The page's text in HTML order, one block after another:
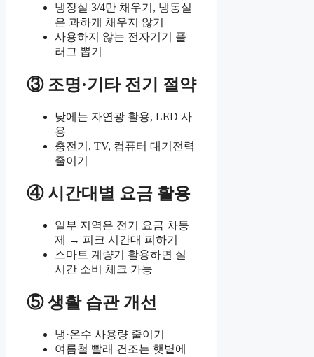
냉장실 3/4만 채우기, 냉동실
은 과하게 채우지 않기
사용하지 않는 전자기기 플
러그 뽑기
③ 조명·기타 전기 절약
낮에는 자연광 활용, LED 사
용
충전기, TV, 컴퓨터 대기전력
줄이기
④ 시간대별 요금 활용
일부 지역은 전기 요금 차등
제 → 피크 시간대 피하기
스마트 계량기 활용하면 실
시간 소비 체크 가능
⑤ 생활 습관 개선
냉·온수 사용량 줄이기
여름철 빨래 건조는 햇볕에